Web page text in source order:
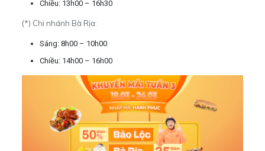
Chiều: 13h00 – 16h30
(*) Chi nhánh Bà Rịa:
Sáng: 8h00 – 10h00
Chiều: 14h00 – 16h00